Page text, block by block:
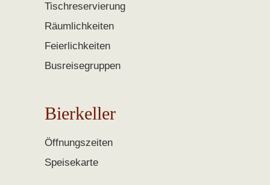
Tischreservierung
Räumlichkeiten
Feierlichkeiten
Busreisegruppen
Bierkeller
Öffnungszeiten
Speisekarte